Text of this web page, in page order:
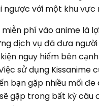
ngược với một khu vực
miễn phí vào anime là
dịch vụ đã đưa
nguy hiểm bên
sử dụng Kissanime
bạn gặp nhiều mối
gặp trong bất kỳ câu